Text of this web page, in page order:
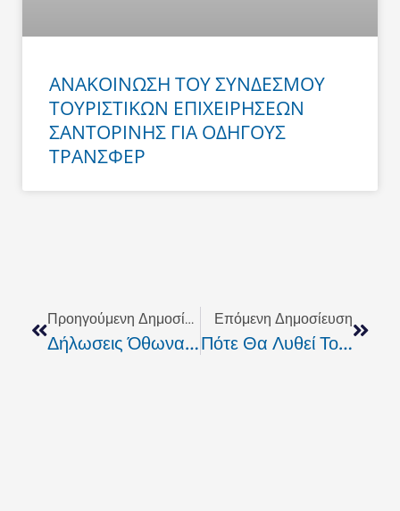
ΑΝΑΚΟΙΝΩΣΗ ΤΟΥ ΣΥΝΔΕΣΜΟΥ
ΤΟΥΡΙΣΤΙΚΩΝ ΕΠΙΧΕΙΡΗΣΕΩΝ
ΣΑΝΤΟΡΙΝΗΣ ΓΙΑ ΟΔΗΓΟΥΣ
ΤΡΑΝΣΦΕΡ
Προηγούμενη Δημοσίευση
Δήλωσεις Όθωνα & Σ.Κεφαλογιάννη Για Τα Επεισόδια Στα Ανώγεια
Επόμενη Δημοσίευση
Πότε Θα Λυθεί Το Θέμα Με Την Ιατροφαρμακευτική Περίθαλψη Των Ασφαλισμένων Του Ο.Α.Ε.Ε. Ρεθύμνου;